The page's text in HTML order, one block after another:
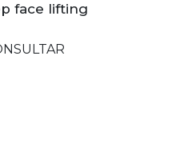
face lifting